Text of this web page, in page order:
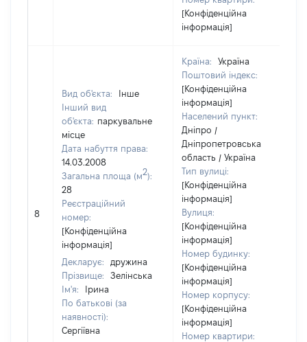
[Конфіденційна
інформація]
8
Вид об'єкта:
Інше
Інший вид
об'єкта: паркувальне
місце
Дата набуття права:
14.03.2008
Загальна площа (м2):
28
Реєстраційний
номер:
[Конфіденційна
інформація]
Декларує:
дружина
Прізвище:
Зелінська
Ім'я:
Ірина
По батькові (за
наявності):
Сергіївна
Країна:
Україна
Поштовий індекс:
[Конфіденційна
інформація]
Населений пункт:
Дніпро /
Дніпропетровська
область / Україна
Тип вулиці:
[Конфіденційна
інформація]
Вулиця:
[Конфіденційна
інформація]
Номер будинку:
[Конфіденційна
інформація]
Номер корпусу:
[Конфіденційна
інформація]
Номер квартири: